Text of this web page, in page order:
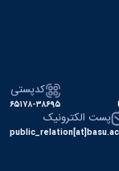
کدپستی
۶۵۱۷۸-۳۸۶۹۵
پست الکترونیک